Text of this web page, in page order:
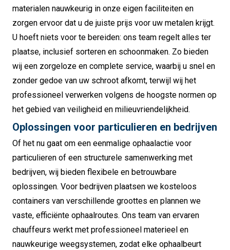
materialen nauwkeurig in onze eigen faciliteiten en
zorgen ervoor dat u de juiste prijs voor uw metalen krijgt.
U hoeft niets voor te bereiden: ons team regelt alles ter
plaatse, inclusief sorteren en schoonmaken. Zo bieden
wij een zorgeloze en complete service, waarbij u snel en
zonder gedoe van uw schroot afkomt, terwijl wij het
professioneel verwerken volgens de hoogste normen op
het gebied van veiligheid en milieuvriendelijkheid.
Oplossingen voor particulieren en bedrijven
Of het nu gaat om een eenmalige ophaalactie voor
particulieren of een structurele samenwerking met
bedrijven, wij bieden flexibele en betrouwbare
oplossingen. Voor bedrijven plaatsen we kosteloos
containers van verschillende groottes en plannen we
vaste, efficiënte ophaalroutes. Ons team van ervaren
chauffeurs werkt met professioneel materieel en
nauwkeurige weegsystemen, zodat elke ophaalbeurt